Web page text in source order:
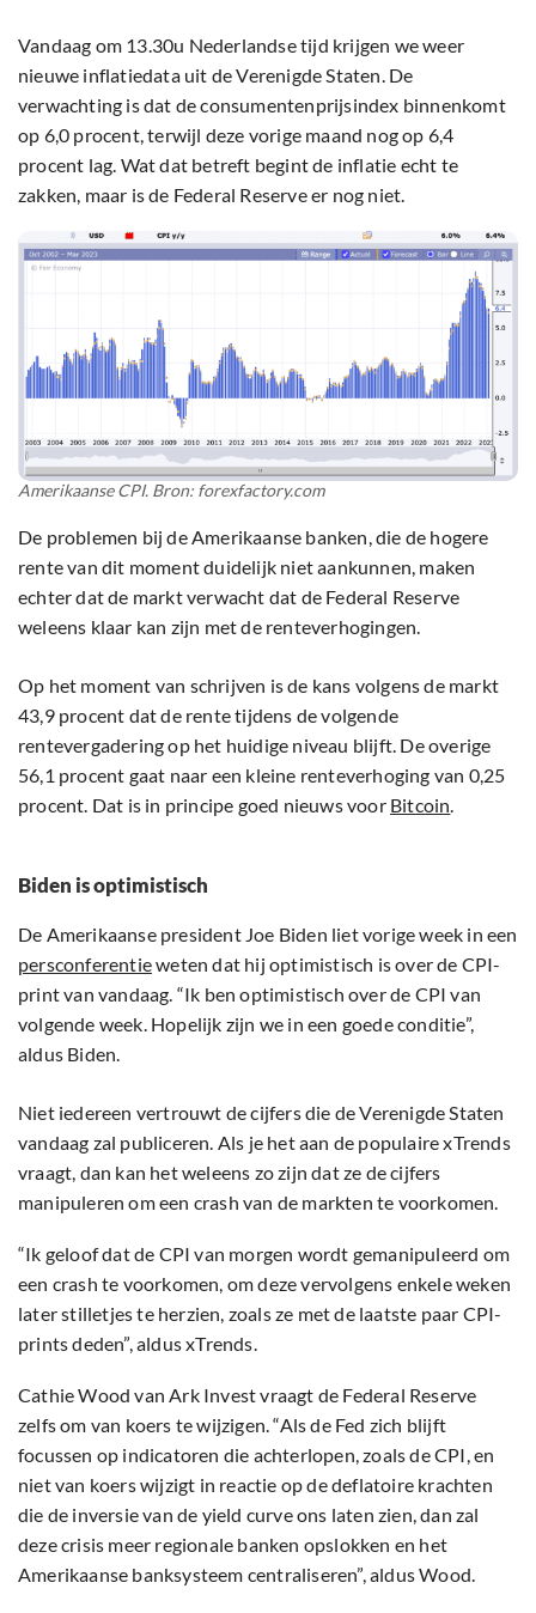
Vandaag om 13.30u Nederlandse tijd krijgen we weer
nieuwe inflatiedata uit de Verenigde Staten. De
verwachting is dat de consumentenprijsindex binnenkomt
op 6,0 procent, terwijl deze vorige maand nog op 6,4
procent lag. Wat dat betreft begint de inflatie echt te
zakken, maar is de Federal Reserve er nog niet.
Amerikaanse CPI. Bron: forexfactory.com
De problemen bij de Amerikaanse banken, die de hogere
rente van dit moment duidelijk niet aankunnen, maken
echter dat de markt verwacht dat de Federal Reserve
weleens klaar kan zijn met de renteverhogingen.
Op het moment van schrijven is de kans volgens de markt
43,9 procent dat de rente tijdens de volgende
rentevergadering op het huidige niveau blijft. De overige
56,1 procent gaat naar een kleine renteverhoging van 0,25
procent. Dat is in principe goed nieuws voor Bitcoin
Biden is optimistisch
De Amerikaanse president Joe Biden liet vorige week in een
persconferentieweten dat hij optimistisch is over de CPI-
print van vandaag. “Ik ben optimistisch over de CPI van
volgende week. Hopelijk zijn we in een goede conditie”,
aldus Biden.
Niet iedereen vertrouwt de cijfers die de Verenigde Staten
vandaag zal publiceren. Als je het aan de populaire xTrends
vraagt, dan kan het weleens zo zijn dat ze de cijfers
manipuleren om een crash van de markten te voorkomen.
“Ik geloof dat de CPI van morgen wordt gemanipuleerd om
een crash te voorkomen, om deze vervolgens enkele weken
later stilletjes te herzien, zoals ze met de laatste paar CPI-
prints deden”, aldus xTrends.
Cathie Wood van Ark Invest vraagt de Federal Reserve
zelfs om van koers te wijzigen. “Als de Fed zich blijft
focussen op indicatoren die achterlopen, zoals de CPI, en
niet van koers wijzigt in reactie op de deflatoire krachten
die de inversie van de yield curve ons laten zien, dan zal
deze crisis meer regionale banken opslokken en het
Amerikaanse banksysteem centraliseren”, aldus Wood.